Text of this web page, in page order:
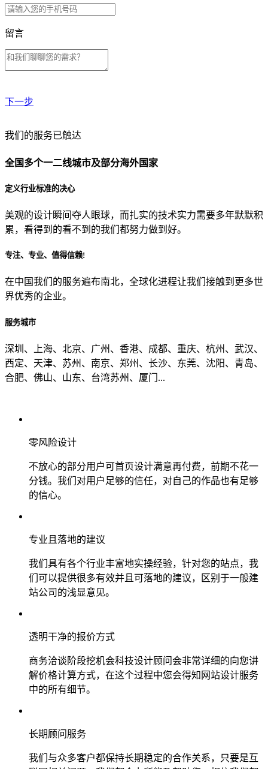
留言
下一步
贵公司预算范围是？
贵公司的团队规模是？
目前主要的营销渠道是？
我们的服务已触达
全国多个一二线城市及部分海外国家
定义行业标准的决心
美观的设计瞬间夺人眼球，而扎实的技术实力需要多年默默积
累，看得到的看不到的我们都努力做到好。
专注、专业、值得信赖!
在中国我们的服务遍布南北，全球化进程让我们接触到更多世
界优秀的企业。
服务城市
深圳、上海、北京、广州、香港、成都、重庆、杭州、武汉、
西定、天津、苏州、南京、郑州、长沙、东莞、沈阳、青岛、
合肥、佛山、山东、台湾苏州、厦门...
零风险设计
不放心的部分用户可首页设计满意再付费，前期不花一
分钱。我们对用户足够的信任，对自己的作品也有足够
的信心。
专业且落地的建议
我们具有各个行业丰富地实操经验，针对您的站点，我
们可以提供很多有效并且可落地的建议，区别于一般建
站公司的浅显意见。
透明干净的报价方式
商务洽谈阶段挖机会科技设计顾问会非常详细的向您讲
解价格计算方式，在这个过程中您会得知网站设计服务
中的所有细节。
长期顾问服务
我们与众多客户都保持长期稳定的合作关系，只要是互